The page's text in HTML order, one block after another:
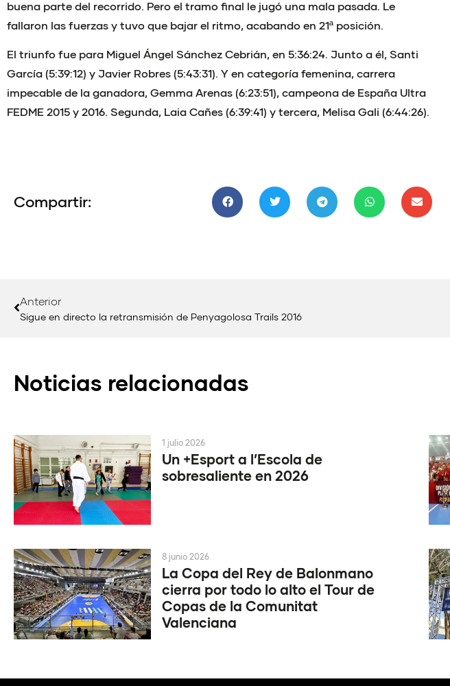
buena parte del recorrido. Pero el tramo final le jugó una mala pasada. Le
fallaron las fuerzas y tuvo que bajar el ritmo, acabando en 21ª posición.
El triunfo fue para Miguel Ángel Sánchez Cebrián, en 5:36:24. Junto a él, Santi
García (5:39:12) y Javier Robres (5:43:31). Y en categoría femenina, carrera
impecable de la ganadora, Gemma Arenas (6:23:51), campeona de España Ultra
FEDME 2015 y 2016. Segunda, Laia Cañes (6:39:41) y tercera, Melisa Gali (6:44:26).
Compartir:
Anterior
Sigue en directo la retransmisión de Penyagolosa Trails 2016
Noticias relacionadas
Un +Esport a l’Escola de
sobresaliente en 2026
1 julio 2026
La Copa del Rey de Balonmano
cierra por todo lo alto el Tour de
Copas de la Comunitat
Valenciana
8 junio 2026